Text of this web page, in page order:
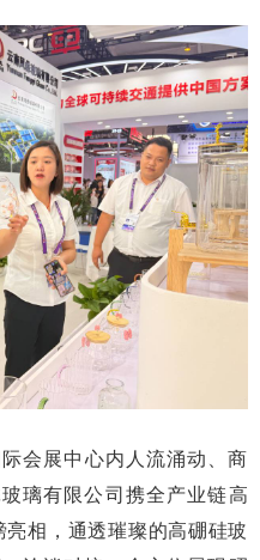
会展中心内人流涌动、商
璃有限公司携全产业链高
相，通透璀璨的高硼硅玻